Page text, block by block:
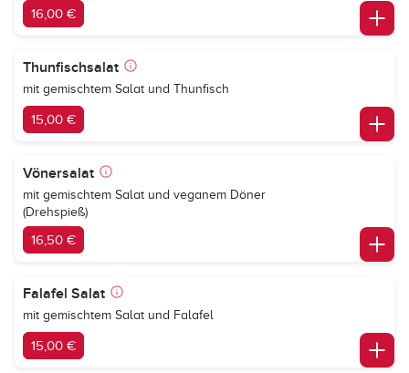
16,00 €
Thunfischsalat
mit gemischtem Salat und Thunfisch
15,00 €
Vönersalat
mit gemischtem Salat und veganem Döner
(Drehspieß)
16,50 €
Falafel Salat
mit gemischtem Salat und Falafel
15,00 €